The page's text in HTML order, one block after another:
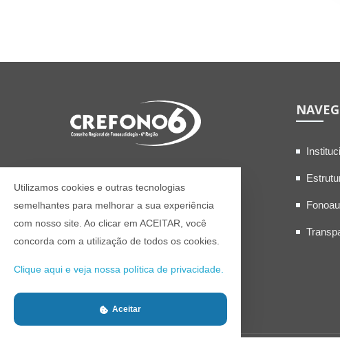
Regional de Fonoaudiologia 6°
Utilizamos cookies e outras tecnologias
semelhantes para melhorar a sua experiência
com nosso site. Ao clicar em ACEITAR, você
concorda com a utilização de todos os cookies.
Clique aqui e veja nossa política de privacidade.
Aceitar